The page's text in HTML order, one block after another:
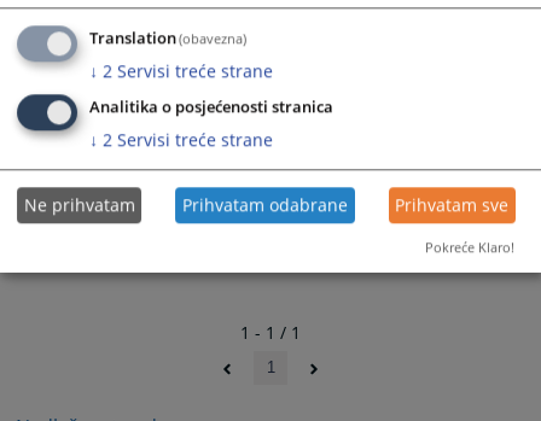
Linkovi
Projekat zemljišne administracije u BiH
1 - 1 / 1
1
Translation(obavezna)
↓ 2 Servisi treće strane
Analitika o posjećenosti stranica
↓ 2 Servisi treće strane
Ne prihvatam Prihvatam odabrane Prihvatam sve
Pokreće Klaro!